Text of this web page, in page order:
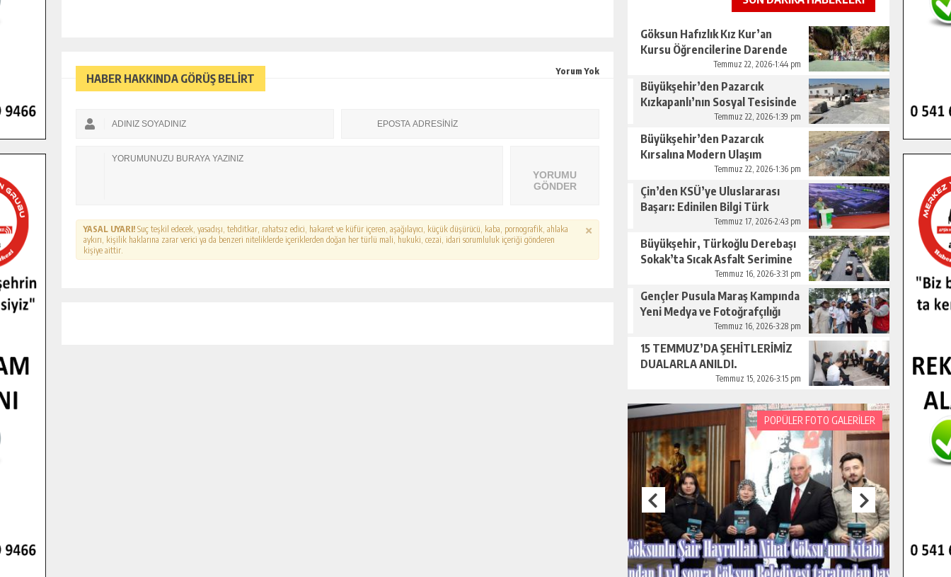
HABER HAKKINDA GÖRÜŞ BELİRT
Yorum Yok
YORUMU
GÖNDER
YASAL UYARI! Suç teşkil edecek, yasadışı, tehditkar, rahatsız edici, hakaret ve küfür içeren, aşağılayıcı, küçük düşürücü, kaba, pornografik, ahlaka
aykırı, kişilik haklarına zarar verici ya da benzeri niteliklerde içeriklerden doğan her türlü mali, hukuki, cezai, idari sorumluluk içeriği gönderen
kişiye aittir.
Göksun Hafızlık Kız Kur’an
Kursu Öğrencilerine Darende
Temmuz 22, 2026-1:44 pm
Büyükşehir’den Pazarcık
Kızkapanlı’nın Sosyal Tesisinde
Çevre Düzenlemesi.Temmuz 22, 2026-1:39 pm
Büyükşehir’den Pazarcık
Kırsalına Modern Ulaşım
Temmuz 22, 2026-1:36 pm
Çin’den KSÜ’ye Uluslararası
Başarı: Edinilen Bilgi Türk
Tarımına Katkı Sağlayacak.
Temmuz 17, 2026-2:43 pm
Büyükşehir, Türkoğlu Derebaşı
Sokak’ta Sıcak Asfalt Serimine
Temmuz 16, 2026-3:31 pm
Gençler Pusula Maraş Kampında
Yeni Medya ve Fotoğrafçılığı
Temmuz 16, 2026-3:28 pm
15 TEMMUZ’DA ŞEHİTLERİMİZ
DUALARLA ANILDI.
Temmuz 15, 2026-3:15 pm
POPÜLER FOTO GALERİLER